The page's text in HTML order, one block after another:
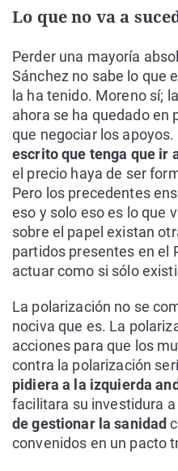
Lo que no va a
Perder una mayoría
Sánchez no sabe lo que
la ha tenido. Moreno sí;
ahora se ha quedado en
que negociar los apoyos.
escrito que tenga que ir
el precio haya de ser
Pero los precedentes
eso y solo eso es lo que
sobre el papel existan
partidos presentes en el
actuar como si sólo
La polarización no se
nociva que es. La
acciones para que los
contra la polarización
pidiera a la izquierda
facilitara su investidura
de gestionar la sanidad
convenidos en un pacto